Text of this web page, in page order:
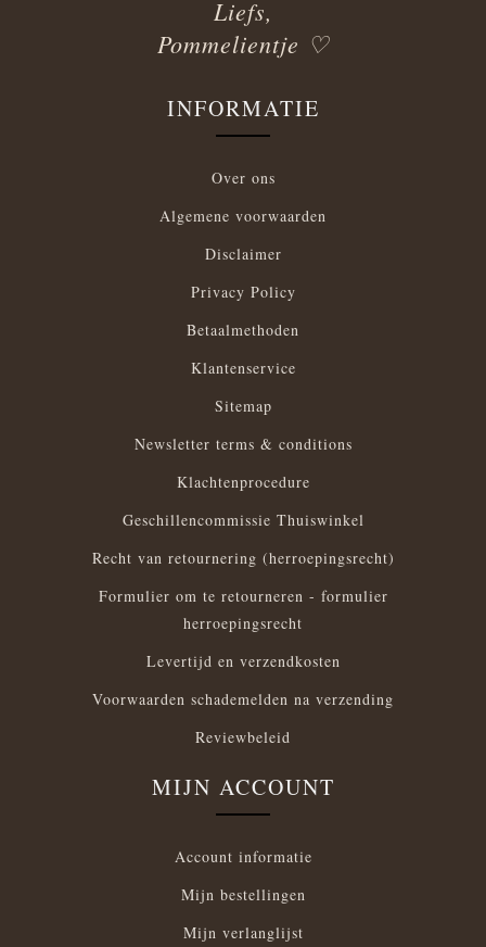
Liefs,
Pommelientje ♡
INFORMATIE
Over ons
Algemene voorwaarden
Disclaimer
Privacy Policy
Betaalmethoden
Klantenservice
Sitemap
Newsletter terms & conditions
Klachtenprocedure
Geschillencommissie Thuiswinkel
Recht van retournering (herroepingsrecht)
Formulier om te retourneren - formulier
herroepingsrecht
Levertijd en verzendkosten
Voorwaarden schademelden na verzending
Reviewbeleid
MIJN ACCOUNT
Account informatie
Mijn bestellingen
Mijn verlanglijst